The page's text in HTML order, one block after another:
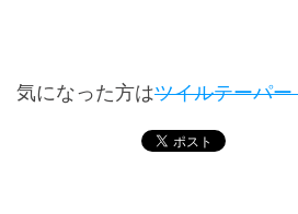
気になった方はツイルテーパー